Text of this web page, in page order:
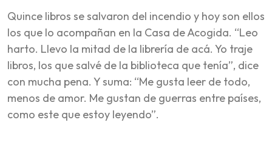
Quince libros se salvaron del incendio y hoy son ellos
los que lo acompañan en la Casa de Acogida. “Leo
harto. Llevo la mitad de la librería de acá. Yo traje
libros, los que salvé de la biblioteca que tenía”, dice
con mucha pena. Y suma: “Me gusta leer de todo,
menos de amor. Me gustan de guerras entre países,
como este que estoy leyendo”.